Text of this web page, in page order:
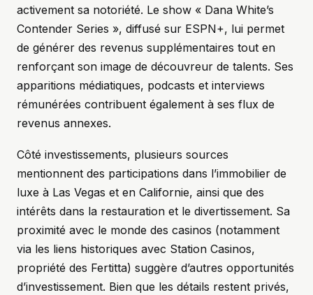
activement sa notoriété. Le show « Dana White’s
Contender Series », diffusé sur ESPN+, lui permet
de générer des revenus supplémentaires tout en
renforçant son image de découvreur de talents. Ses
apparitions médiatiques, podcasts et interviews
rémunérées contribuent également à ses flux de
revenus annexes.
Côté investissements, plusieurs sources
mentionnent des participations dans l’immobilier de
luxe à Las Vegas et en Californie, ainsi que des
intérêts dans la restauration et le divertissement. Sa
proximité avec le monde des casinos (notamment
via les liens historiques avec Station Casinos,
propriété des Fertitta) suggère d’autres opportunités
d’investissement. Bien que les détails restent privés,